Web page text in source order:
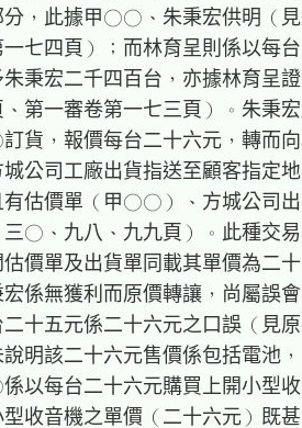
，此據甲○○、朱秉宏供明（
七四頁）；而林育呈則係以每
秉宏二千四百台，亦據林育呈
第一審卷第一七三頁）。朱秉
貨，報價每台二十六元，轉而
公司工廠出貨指送至顧客指定
有估價單（甲○○）、方城公司
三○、九八、九九頁）。此種交
價單及出貨單同載其單價為二
係無獲利而原價轉讓，尚屬誤
十五元係二十六元之口誤（見
明該二十六元售價係包括電池
以每台二十六元購買上開小型
收音機之單價（二十六元）既